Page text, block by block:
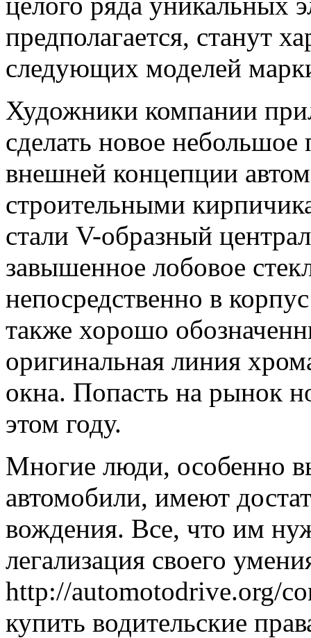
предполагается, станут
следующих моделей
Художники компании
сделать новое небольшое
внешней концепции
строительными
стали V-образный
завышенное лобовое
непосредственно в
также хорошо
оригинальная линия
окна. Попасть на рынок
этом году.
Многие люди, особенно
автомобили, имеют
вождения. Все, что им
легализация своего
http://automotodrive.org/
купить водительские